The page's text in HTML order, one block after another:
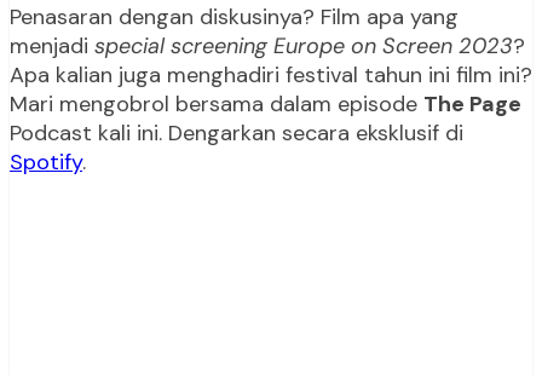
Penasaran dengan diskusinya? Film apa yang
menjadi special screening Europe on Screen 2023?
Apa kalian juga menghadiri festival tahun ini film ini?
Mari mengobrol bersama dalam episode The Page
Podcast kali ini. Dengarkan secara eksklusif di
Spotify.